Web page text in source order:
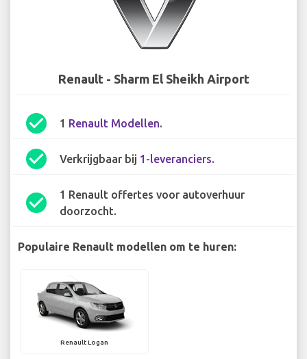
Renault - Sharm El Sheikh Airport
check_circle 1 Renault Modellen.
check_circle Verkrijgbaar bij 1-leveranciers.
check_circle
1 Renault offertes voor autoverhuur
doorzocht.
Populaire Renault modellen om te huren:
Renault Logan